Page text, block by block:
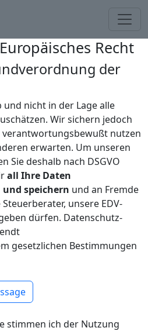
Recht
der
nicht in der Lage alle
Wir sichern jedoch
verantwortungsbewußt nutzen
erwarten. Um unseren
Sie deshalb nach DSGVO
all Ihre Daten
speichern und an Fremde
unsere EDV-
dürfen. Datenschutz-
gesetzlichen Bestimmungen
stimmen ich der Nutzung